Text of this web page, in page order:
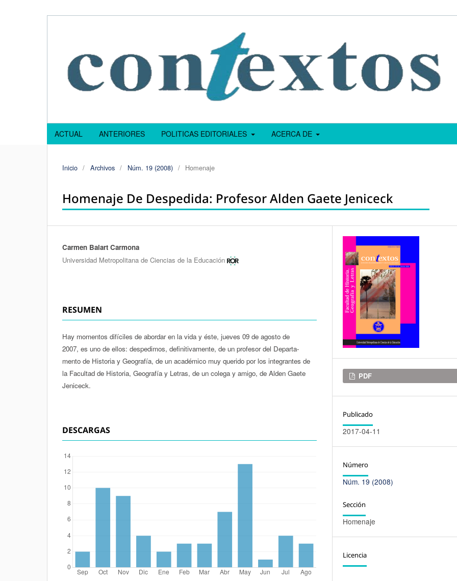
ACTUAL ANTERIORES POLITICAS EDITORIALES ACERCA DE
Inicio / Archivos / Núm. 19 (2008) / Homenaje
Homenaje De Despedida: Profesor Alden Gaete Jeniceck
Autores/as
Carmen Balart Carmona
Universidad Metropolitana de Ciencias de la Educación
RESUMEN
Hay momentos difíciles de abordar en la vida y éste, jueves 09 de agosto de
2007, es uno de ellos: despedimos, definitivamente, de un profesor del Departa­-
mento de Historia y Geografía, de un académico muy querido por los integrantes de
la Facultad de Historia, Geografía y Letras, de un colega y amigo, de Alden Gaete
Jeniceck.
DESCARGAS
Descargas
PDF
Publicado
2017-04-11
Número
Núm. 19 (2008)
Sección
Homenaje
Licencia